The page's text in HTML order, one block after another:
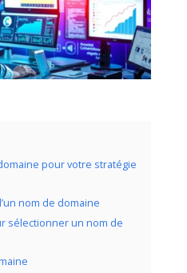
pour votre stratégie
nom de domaine
sélectionner un nom de